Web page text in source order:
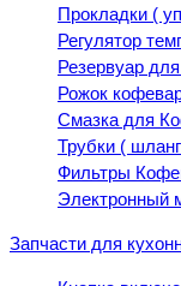
Прокладки (
Регулятор
Резервуар
Рожок
Смазка для
Трубки (
Фильтры
Электронный
Запчасти для